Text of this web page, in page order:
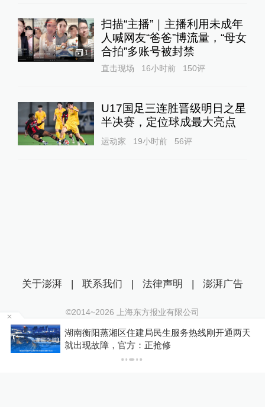
1
扫描“主播”｜主播利用未成年
人喊网友“爸爸”博流量，“母女
合拍”多账号被封禁
直击现场 16小时前 150评
U17国足三连胜晋级明日之星
半决赛，定位球成最大亮点
运动家 19小时前 56评
湖南衡阳蒸湘区住建局民生服务热线刚开通两天
就出现故障，官方：正抢修
关于澎湃 | 联系我们 | 法律声明 | 澎湃广告
©2014~2026 上海东方报业有限公司
沪ICP证：沪B2-20170116 | 沪ICP备14003370号
互联网新闻信息服务许可证：31120170006
沪公网安备 31010602000299号